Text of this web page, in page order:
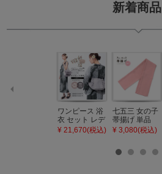
新着商品
ワンピース 浴
衣 セット レデ
ィース 吸水速
¥ 21,670(税込)
七五三 女の子
帯揚げ 単品
「灰桃色」日
びあげ 和装 着
¥ 3,080(税込)